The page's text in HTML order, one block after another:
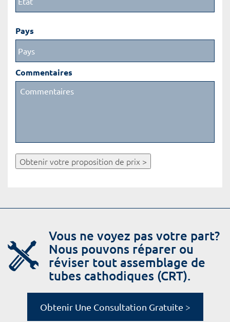
Pays
Commentaires
Obtenir votre proposition de prix >
Vous ne voyez pas votre part?
Nous pouvons réparer ou
réviser tout assemblage de
tubes cathodiques (CRT).
Obtenir Une Consultation Gratuite >